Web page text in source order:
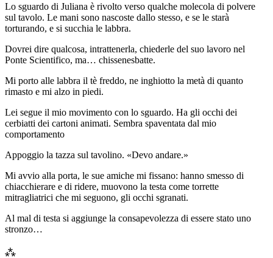
Lo sguardo di Juliana è rivolto verso qualche molecola di polvere
sul tavolo. Le mani sono nascoste dallo stesso, e se le starà
torturando, e si succhia le labbra.
Dovrei dire qualcosa, intrattenerla, chiederle del suo lavoro nel
Ponte Scientifico, ma… chissenesbatte.
Mi porto alle labbra il tè freddo, ne inghiotto la metà di quanto
rimasto e mi alzo in piedi.
Lei segue il mio movimento con lo sguardo. Ha gli occhi dei
cerbiatti dei cartoni animati. Sembra spaventata dal mio
comportamento
Appoggio la tazza sul tavolino. «Devo andare.»
Mi avvio alla porta, le sue amiche mi fissano: hanno smesso di
chiacchierare e di ridere, muovono la testa come torrette
mitragliatrici che mi seguono, gli occhi sgranati.
Al mal di testa si aggiunge la consapevolezza di essere stato uno
stronzo…
⁂